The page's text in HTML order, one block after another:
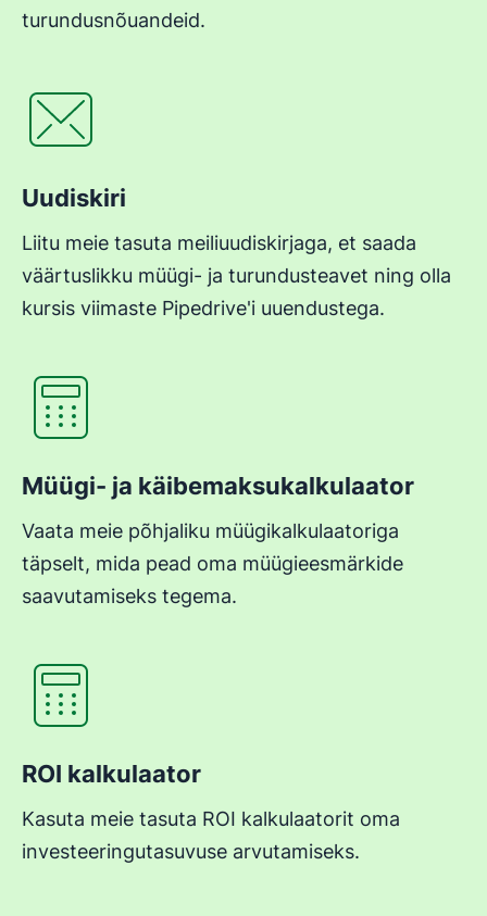
turundusnõuandeid.
Uudiskiri
Liitu meie tasuta meiliuudiskirjaga, et saada
väärtuslikku müügi- ja turundusteavet ning olla
kursis viimaste Pipedrive'i uuendustega.
Müügi- ja käibemaksukalkulaator
Vaata meie põhjaliku müügikalkulaatoriga
täpselt, mida pead oma müügieesmärkide
saavutamiseks tegema.
ROI kalkulaator
Kasuta meie tasuta ROI kalkulaatorit oma
investeeringutasuvuse arvutamiseks.